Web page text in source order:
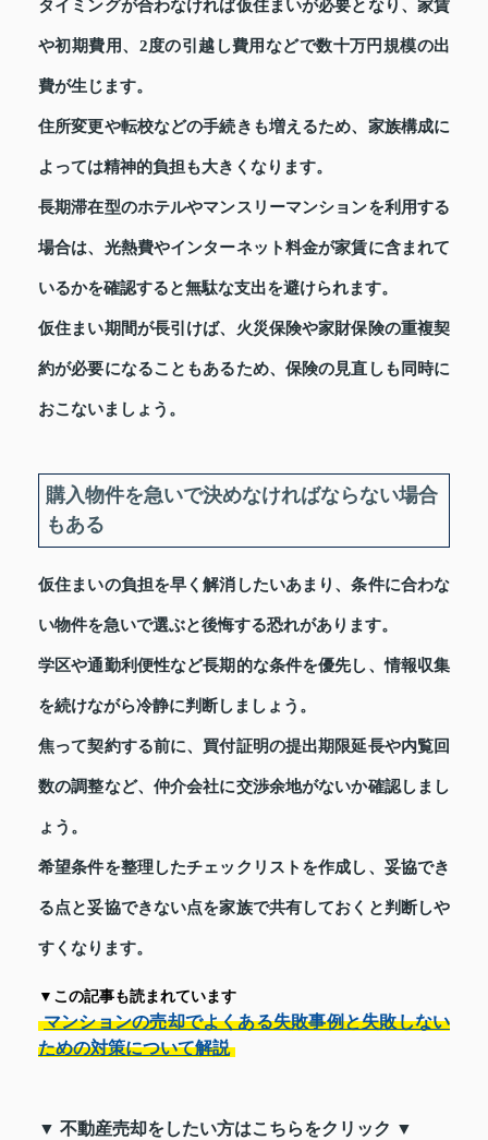
タイミングが合わなければ仮住まいが必要となり、家賃
や初期費用、2度の引越し費用などで数十万円規模の出
費が生じます。
住所変更や転校などの手続きも増えるため、家族構成に
よっては精神的負担も大きくなります。
長期滞在型のホテルやマンスリーマンションを利用する
場合は、光熱費やインターネット料金が家賃に含まれて
いるかを確認すると無駄な支出を避けられます。
仮住まい期間が長引けば、火災保険や家財保険の重複契
約が必要になることもあるため、保険の見直しも同時に
おこないましょう。
購入物件を急いで決めなければならない場合
もある
仮住まいの負担を早く解消したいあまり、条件に合わな
い物件を急いで選ぶと後悔する恐れがあります。
学区や通勤利便性など長期的な条件を優先し、情報収集
を続けながら冷静に判断しましょう。
焦って契約する前に、買付証明の提出期限延長や内覧回
数の調整など、仲介会社に交渉余地がないか確認しまし
ょう。
希望条件を整理したチェックリストを作成し、妥協でき
る点と妥協できない点を家族で共有しておくと判断しや
すくなります。
▼この記事も読まれています
マンションの売却でよくある失敗事例と失敗しない
ための対策について解説
▼ 不動産売却をしたい方はこちらをクリック ▼